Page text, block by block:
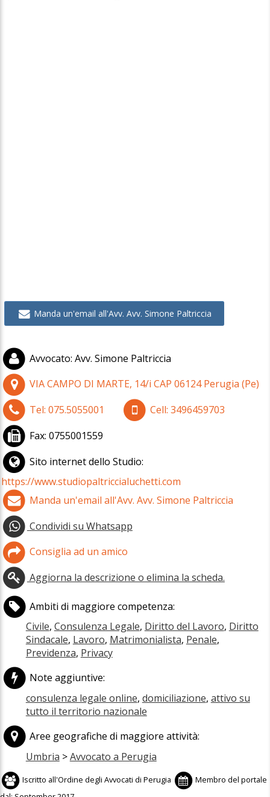
Manda un'email all'Avv. Avv. Simone Paltriccia
Avvocato: Avv. Simone Paltriccia
VIA CAMPO DI MARTE, 14/i CAP 06124 Perugia (Pe)
Tel: 075.5055001 Cell: 3496459703
Fax: 0755001559
Sito internet dello Studio:
https://www.studiopaltriccialuchetti.com
Manda un'email all'Avv. Avv. Simone Paltriccia
Condividi su Whatsapp
Consiglia ad un amico
Aggiorna la descrizione o elimina la scheda.
Ambiti di maggiore competenza:
Civile, Consulenza Legale, Diritto del Lavoro, Diritto
Sindacale, Lavoro, Matrimonialista, Penale,
Previdenza, Privacy
Note aggiuntive:
consulenza legale online, domiciliazione, attivo su
tutto il territorio nazionale
Aree geografiche di maggiore attività:
Umbria >Avvocato a Perugia
Iscritto all'Ordine degli Avvocati di Perugia
Membro del portale